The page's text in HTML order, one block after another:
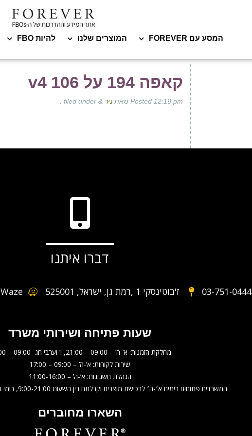
המסע עם FOREVER המוצרים שלנו להיות FBO
קאפה 194 על 106 v4
Posted 12:19 pm מאת ניר &
דברו איתנו
03-751-0444 ז'בוטינסקי 1 ,רמת גן, ישראל, 525001 Waze
שעות פתיחה ושירותי משרד
מחלקת הזמנות: א’-ה’ – 09:00 – 21:00, ו’ וערבי חג- 09:00 – 13:00
שירות לקוחות: א’-ה’ – 09:00 – 17:00
הנהלת חשבונות: א’-ה’ – 11:00-16:00
המשרדים פתוחים בימים א׳-ה׳ לרכישת מוצרים וקבלתם בין השעות 9:00-21:00, בימי ו’ וערבי חג – 9:00-13:00.
השארו מחוברים